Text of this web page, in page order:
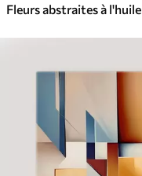
Fleurs abstraites à l'huile